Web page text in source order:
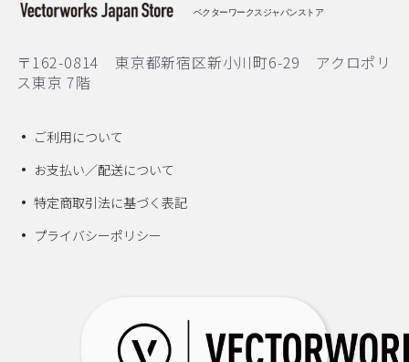
ベクターワークスジャパンストア
〒162-0814 東京都新宿区新小川町6-29 アクロポリ
ス東京 7階
ご利用について
お支払い／配送について
特定商取引法に基づく表記
プライバシーポリシー